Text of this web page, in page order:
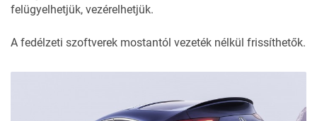
felügyelhetjük, vezérelhetjük.
A fedélzeti szoftverek mostantól vezeték nélkül frissíthetők.